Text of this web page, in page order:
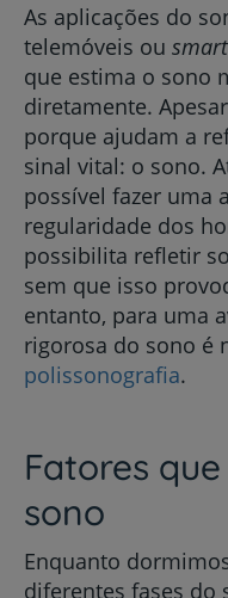
As aplicações do
telemóveis ou
que estima o sono
diretamente.
porque ajudam a
sinal vital: o sono.
possível fazer uma
regularidade dos
possibilita refletir
sem que isso
entanto, para uma
rigorosa do sono é
polissonografia.
Fatores
sono
Enquanto
diferentes fases do